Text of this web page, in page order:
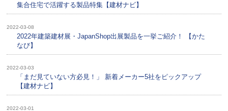
集合住宅で活躍する製品特集【建材ナビ】
2022-03-08
2022年建築建材展・JapanShop出展製品を一挙ご紹介！ 【かた
なび】
2022-03-03
「まだ見ていない方必見！」 新着メーカー5社をピックアップ
【建材ナビ】
2022-03-01